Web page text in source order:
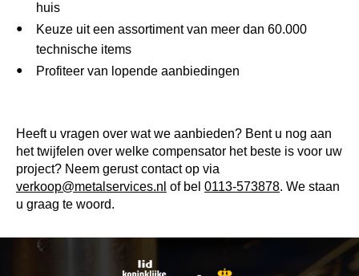
huis
Keuze uit een assortiment van meer dan 60.000
technische items
Profiteer van lopende aanbiedingen
Heeft u vragen over wat we aanbieden? Bent u nog aan
het twijfelen over welke compensator het beste is voor uw
project? Neem gerust contact op via
verkoop@metalservices.nl of bel 0113-573878. We staan
u graag te woord.